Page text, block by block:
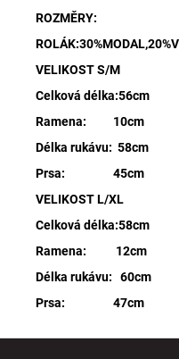
ROZMĚRY:
VELIKOST S/M
Celková délka:56cm
Ramena: 10cm
Délka rukávu: 58cm
Prsa: 45cm
VELIKOST L/XL
Celková délka:58cm
Ramena: 12cm
Délka rukávu: 60cm
Prsa: 47cm